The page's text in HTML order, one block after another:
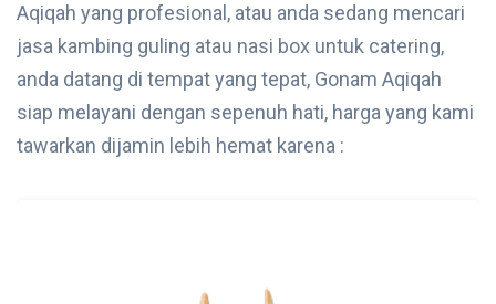
Aqiqah yang profesional, atau anda sedang mencari
jasa kambing guling atau nasi box untuk catering,
anda datang di tempat yang tepat, Gonam Aqiqah
siap melayani dengan sepenuh hati, harga yang kami
tawarkan dijamin lebih hemat karena :